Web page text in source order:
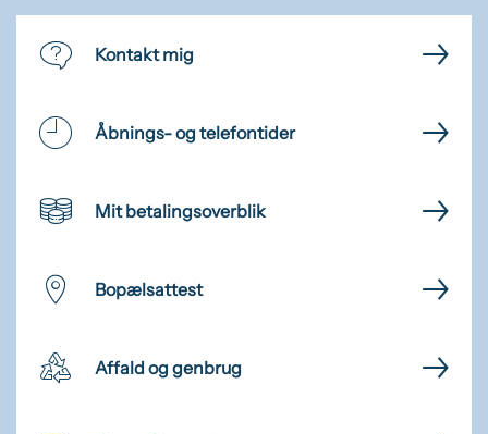
Kontakt mig
Åbnings- og telefontider
Mit betalingsoverblik
Bopælsattest
Affald og genbrug